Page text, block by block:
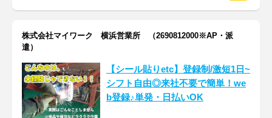
株式会社マイワーク 横浜営業所 （2690812000※AP・派
遣）
【シール貼りetc】登録制/激短1日~
シフト自由◎来社不要で簡単！we
b登録♪単発・日払いOK